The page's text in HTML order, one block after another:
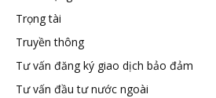
Trọng tài
Truyền thông
Tư vấn đăng ký giao dịch bảo đảm
Tư vấn đầu tư nước ngoài